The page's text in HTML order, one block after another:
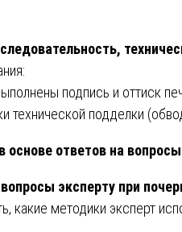
подпись и оттиск
подделки
ответов на вопросы
вопросы эксперту при
какие методики эксперт